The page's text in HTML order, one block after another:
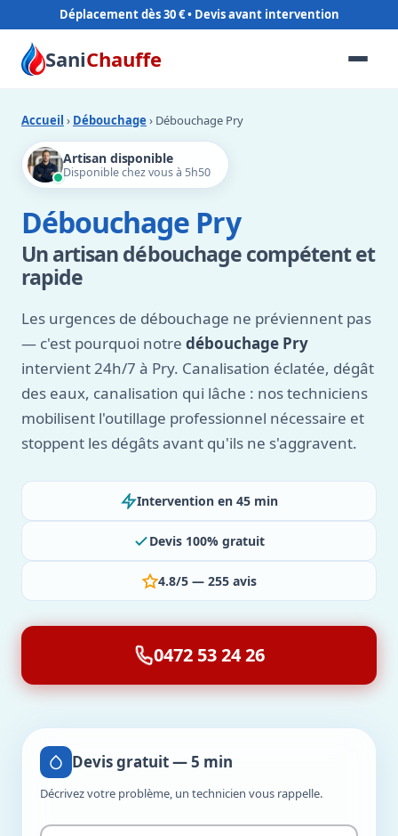
Déplacement dès 30 €
SaniChauffe
Accueil › Débouchage › Débouchage Pry
Artisan disponible
Disponible chez vous à 5h50
Débouchage Pry
Un artisan débouchage compétent et
rapide
Les urgences de débouchage ne préviennent pas
— c'est pourquoi notre débouchage Pry
intervient 24h/7 à Pry. Canalisation éclatée, dégât
des eaux, canalisation qui lâche : nos techniciens
mobilisent l'outillage professionnel nécessaire et
stoppent les dégâts avant qu'ils ne s'aggravent.
Intervention en 45 min
Devis 100% gratuit
4.8/5 — 255 avis
0472 53 24 26
Devis gratuit — 5 min
Décrivez votre problème, un technicien vous rappelle.